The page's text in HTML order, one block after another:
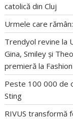
catolică din Cluj
Urmele care
Trendyol revine la
Gina, Smiley și
premieră la
Peste 100 000 de
Sting
RIVUS transformă